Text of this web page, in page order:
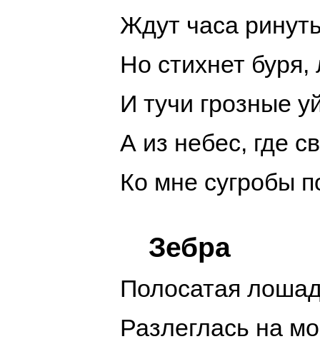
Ждут часа
Но стихнет буря,
И тучи грозные
А из небес, где
Ко мне сугробы
Зебра
Полосатая
Разлеглась на